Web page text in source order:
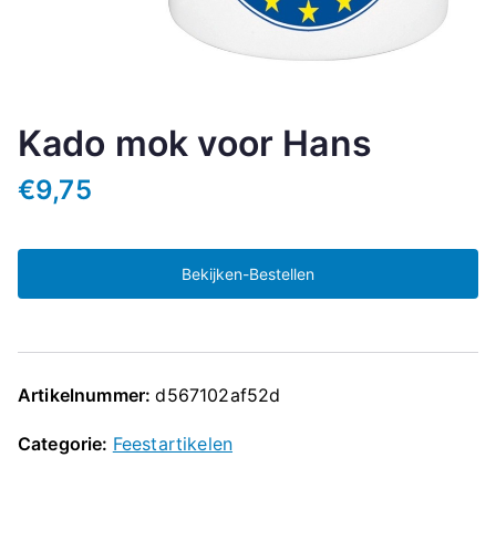
Kado mok voor Hans
€9,75
Bekijken-Bestellen
Artikelnummer:d567102af52d
Categorie: Feestartikelen